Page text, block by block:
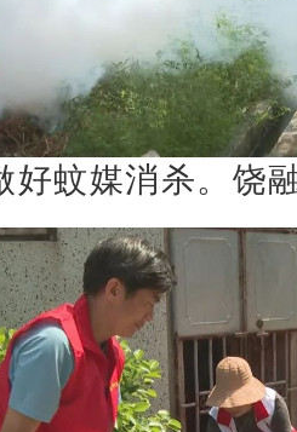
好蚊媒消杀。饶